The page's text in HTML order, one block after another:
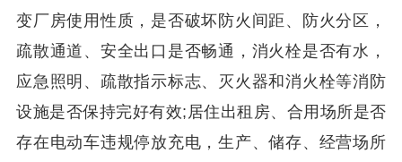
变厂房使用性质，是否破坏防火间距、防火分区，
疏散通道、安全出口是否畅通，消火栓是否有水，
应急照明、疏散指示标志、灭火器和消火栓等消防
设施是否保持完好有效;居住出租房、合用场所是否
存在电动车违规停放充电，生产、储存、经营场所